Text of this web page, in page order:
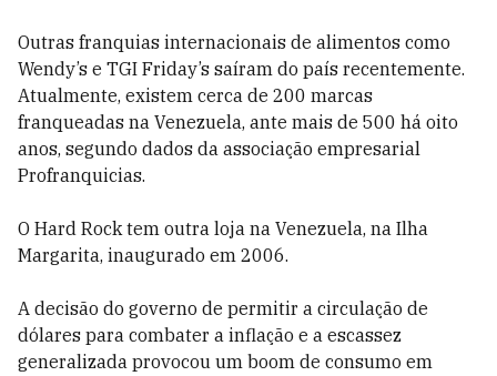
Outras franquias internacionais de alimentos como
Wendy’s e TGI Friday’s saíram do país recentemente.
Atualmente, existem cerca de 200 marcas
franqueadas na Venezuela, ante mais de 500 há oito
anos, segundo dados da associação empresarial
Profranquicias.
O Hard Rock tem outra loja na Venezuela, na Ilha
Margarita, inaugurado em 2006.
A decisão do governo de permitir a circulação de
dólares para combater a inflação e a escassez
generalizada provocou um boom de consumo em